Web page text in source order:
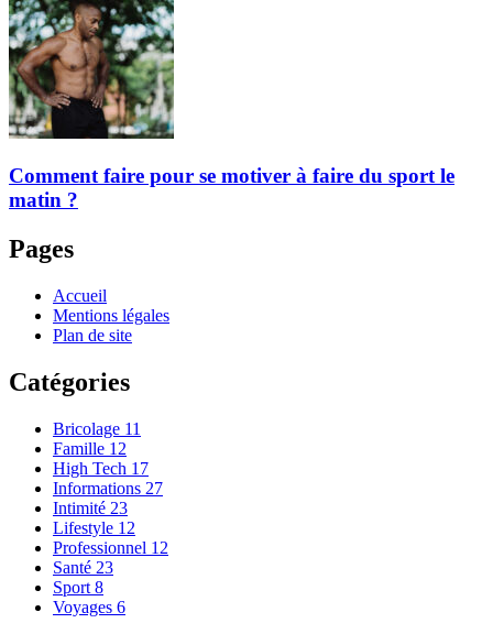
Comment faire pour se motiver à faire du sport le
matin ?
Pages
Accueil
Mentions légales
Plan de site
Catégories
Bricolage 11
Famille 12
High Tech 17
Informations 27
Intimité 23
Lifestyle 12
Professionnel 12
Santé 23
Sport 8
Voyages 6